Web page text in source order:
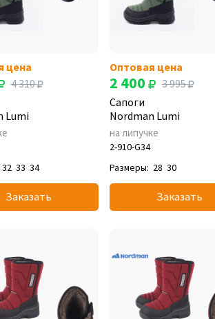
цена
4 310
Lumi
32 33 34
Заказать
Оптовая цена
2 400
3 995
Сапоги
Nordman Lumi
на липучке
2-910-G34
Размеры: 28 30
Заказать